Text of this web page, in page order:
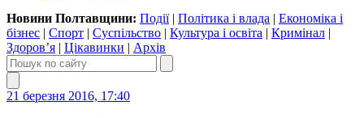
Новини Полтавщини: Події| Політика і влада | Економіка і
бізнес | Спорт | Суспільство | Культура і освіта | Кримінал |
Здоров’я | Цікавинки | Архів
21 березня 2016, 17:40